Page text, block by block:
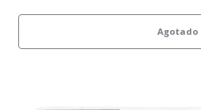
Agotado